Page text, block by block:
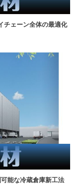
チェーン全体の最適化
能な冷蔵倉庫新工法